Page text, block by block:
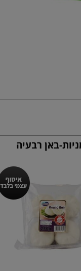
באן רבעיה